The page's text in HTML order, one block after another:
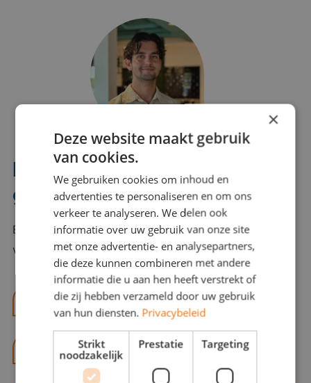
Interesse? Benno helpt je
graag verder!
Bel of mail Benno met al jouw vragen. Benno staat
voor je klaar en helpt je graag!
benno@viajou.nl
06 13 28 62 71
×
Deze website maakt gebruik
van cookies.
We gebruiken cookies om inhoud en
advertenties te personaliseren en om ons
verkeer te analyseren. We delen ook
informatie over uw gebruik van onze site
met onze advertentie- en analysepartners,
die deze kunnen combineren met andere
informatie die u aan hen heeft verstrekt of
die zij hebben verzameld door uw gebruik
van hun diensten. Privacybeleid
Strikt
noodzakelijk
Prestatie Targeting